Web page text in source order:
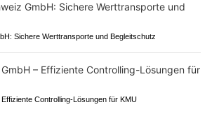
Sichere Werttransporte und Begleitschutz
Controlling-Lösungen für KMU